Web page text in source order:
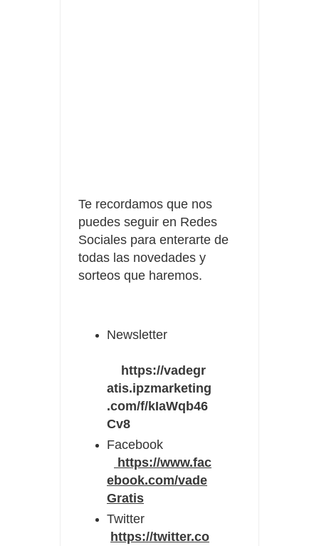
Te recordamos que nos
puedes seguir en Redes
Sociales para enterarte de
todas las novedades y
sorteos que haremos.
Newsletter
https://vadegr
atis.ipzmarketing
.com/f/kIaWqb46
Cv8
Facebook
https://www.fac
ebook.com/vade
Gratis
Twitter
https://twitter.co